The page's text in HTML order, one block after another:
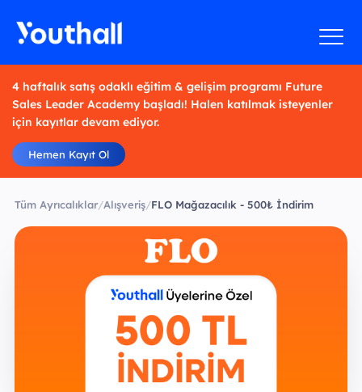
4 haftalık satış odaklı eğitim & gelişim programı Future
Sales Leader Academy başladı! Halen katılmak isteyenler
için kayıtlar devam ediyor.
Hemen Kayıt Ol
Tüm Ayrıcalıklar/Alışveriş/FLO Mağazacılık - 500₺ İndirim